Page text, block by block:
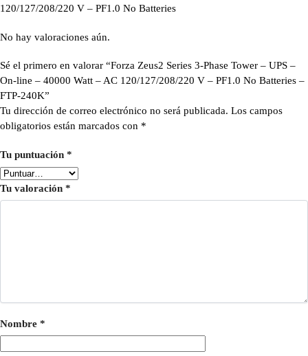
120/127/208/220 V – PF1.0 No Batteries
No hay valoraciones aún.
Sé el primero en valorar “Forza Zeus2 Series 3-Phase Tower – UPS –
On-line – 40000 Watt – AC 120/127/208/220 V – PF1.0 No Batteries –
FTP-240K”
Tu dirección de correo electrónico no será publicada. Los campos
obligatorios están marcados con *
Tu puntuación *
Tu valoración *
Nombre *